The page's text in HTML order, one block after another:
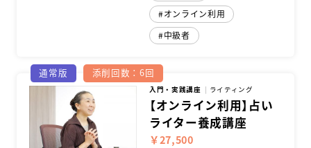
オンライン利用
中級者
通常版 添削回数：6回
入門・実践講座 ライティング
【オンライン利用】占い
ライター養成講座
￥27,500